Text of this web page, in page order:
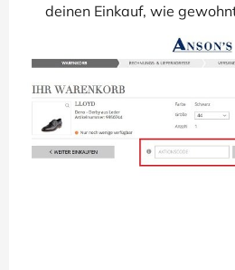
deinen Einkauf, wie